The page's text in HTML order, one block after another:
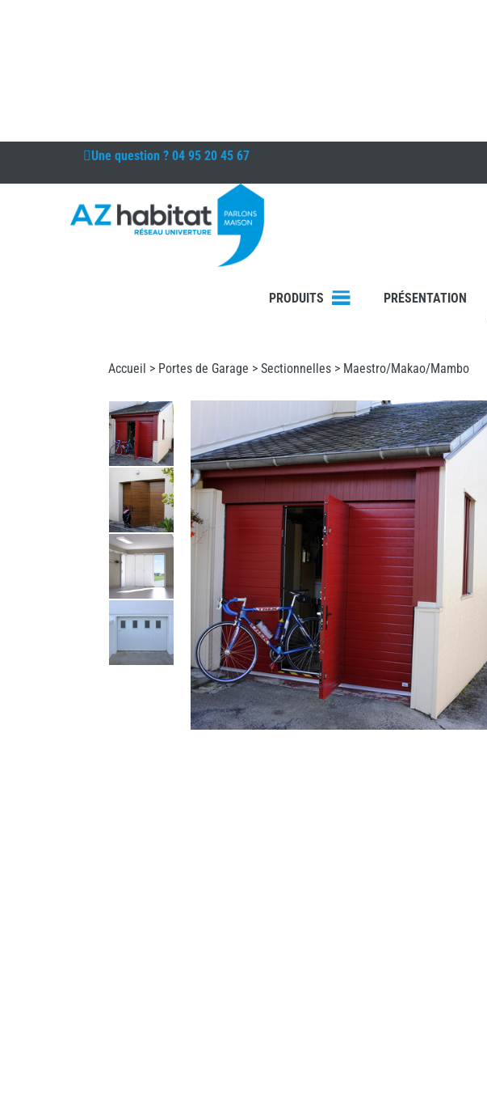
Une question ? 04 95 20 45 67
PRODUITS PRÉSENTATION
Accueil > Portes de Garage >Sectionnelles > Maestro/Makao/Mambo